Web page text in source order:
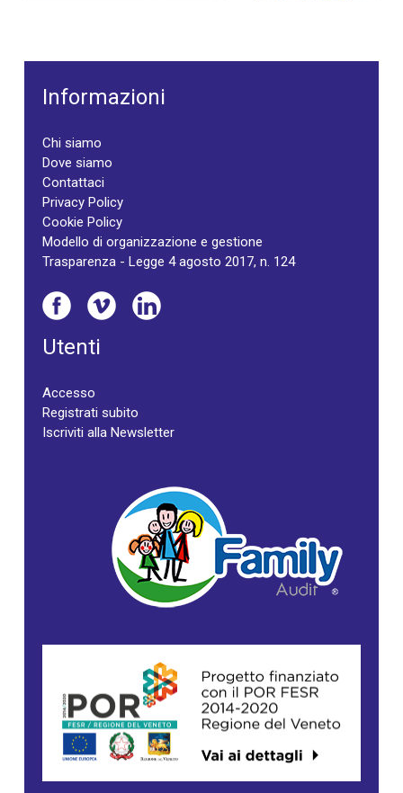
Informazioni
Chi siamo
Dove siamo
Contattaci
Privacy Policy
Cookie Policy
Modello di organizzazione e gestione
Trasparenza - Legge 4 agosto 2017, n. 124
Utenti
Accesso
Registrati subito
Iscriviti alla Newsletter